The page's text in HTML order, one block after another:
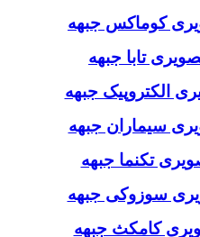
کوماکس جبهه
تابا جبهه
الکتروپیک جبهه
سیماران جبهه
تکنما جبهه
سوزوکی جبهه
کامکث جبهه